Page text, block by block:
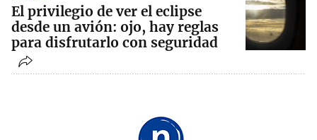
El privilegio de ver el eclipse
desde un avión: ojo, hay reglas
para disfrutarlo con seguridad